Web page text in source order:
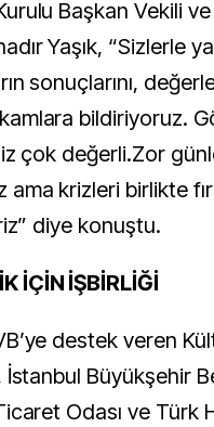
Başkan Vekili
Yaşık, “Sizlerle
sonuçlarını,
bildiriyoruz.
çok değerli.Zor
ama krizleri birlikte
diye konuştu.
İÇİN İŞBİRLİĞİ
destek veren
İstanbul Büyükşehir
Odası ve Türk